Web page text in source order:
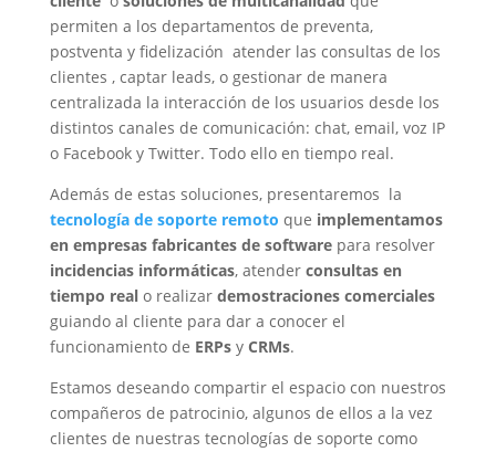
permiten a los departamentos de preventa,
postventa y fidelización atender las consultas de los
clientes , captar leads, o gestionar de manera
centralizada la interacción de los usuarios desde los
distintos canales de comunicación: chat, email, voz IP
o Facebook y Twitter. Todo ello en tiempo real.
Además de estas soluciones, presentaremos la
tecnología de soporte remoto que implementamos
en empresas fabricantes de softwarepara resolver
incidencias informáticas, atender consultas en
tiempo realo realizar demostraciones comerciales
guiando al cliente para dar a conocer el
funcionamiento de ERPsy CRMs.
Estamos deseando compartir el espacio con nuestros
compañeros de patrocinio, algunos de ellos a la vez
clientes de nuestras tecnologías de soporte como